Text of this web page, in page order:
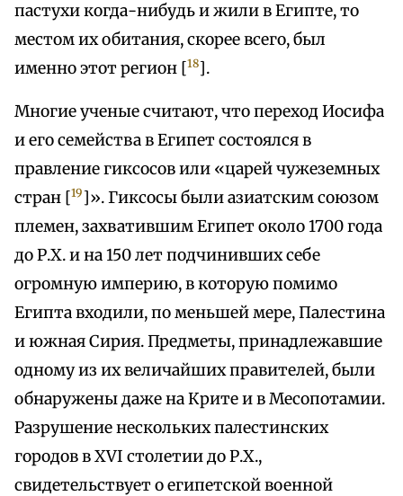
пастухи когда-нибудь и жили в Египте, то
местом их обитания, скорее всего, был
именно этот регион [18].
Многие ученые считают, что переход Иосифа
и его семейства в Египет состоялся в
правление гиксосов или «царей чужеземных
стран [19 ]». Гиксосы были азиатским союзом
племен, захватившим Египет около 1700 года
до Р.Х. и на 150 лет подчинивших себе
огромную империю, в которую помимо
Египта входили, по меньшей мере, Палестина
и южная Сирия. Предметы, принадлежавшие
одному из их величайших правителей, были
обнаружены даже на Крите и в Месопотамии.
Разрушение нескольких палестинских
городов в XVI столетии до Р.Х.,
свидетельствует о египетской военной